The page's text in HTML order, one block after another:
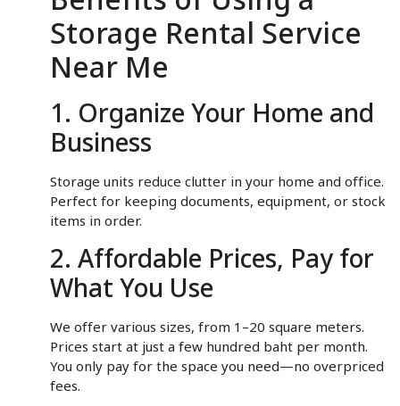
Storage Rental Service
Near Me
1. Organize Your Home and
Business
Storage units reduce clutter in your home and office.
Perfect for keeping documents, equipment, or stock
items in order.
2. Affordable Prices, Pay for
What You Use
We offer various sizes, from 1–20 square meters.
Prices start at just a few hundred baht per month.
You only pay for the space you need—no overpriced
fees.